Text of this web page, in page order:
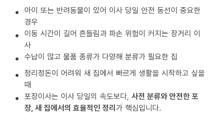
아이 또는 반려동물이 있어 이사 당일 안전 동선이 중요한
경우
이동 시간이 길어 흔들림과 파손 위험이 커지는 장거리 이
사
수납이 많고 물품 종류가 다양해 분류가 필요한 집
정리정돈이 어려워 새 집에서 빠르게 생활을 시작하고 싶을
때
포장이사는 이사 당일의 속도보다, 사전 분류와 안전한 포
장, 새 집에서의 효율적인 정리가 핵심입니다.